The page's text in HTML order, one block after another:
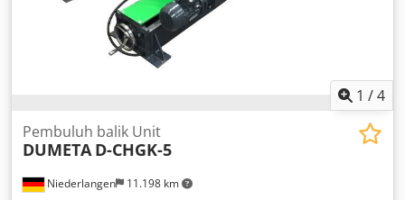
1 /4
Niederlangen 11.198 km
Pembuluh balik Unit
DUMETA D-CHGK-5